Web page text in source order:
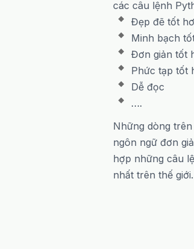
các câu lệnh
Đẹp đẽ tốt
Minh bạch
Đơn giản tốt
Phức tạp tốt
Dễ đọc
….
Những dòng
ngôn ngữ đơn
hợp những câu
nhất trên thế giới.